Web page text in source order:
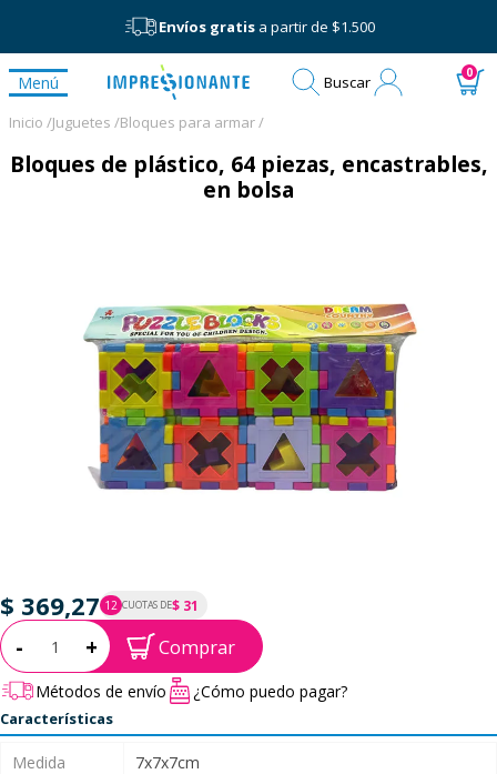
Envíos gratisa partir de $1.500
Menú Buscar 0
Inicio /Juguetes /Bloques para armar /
Bloques de plástico, 64 piezas, encastrables,
en bolsa
$ 369,27 12 CUOTAS DE$ 31
P.T.F. $ 369
Cantidad:
- + Comprar
Métodos de envío ¿Cómo puedo pagar?
Características
Medida
7x7x7cm